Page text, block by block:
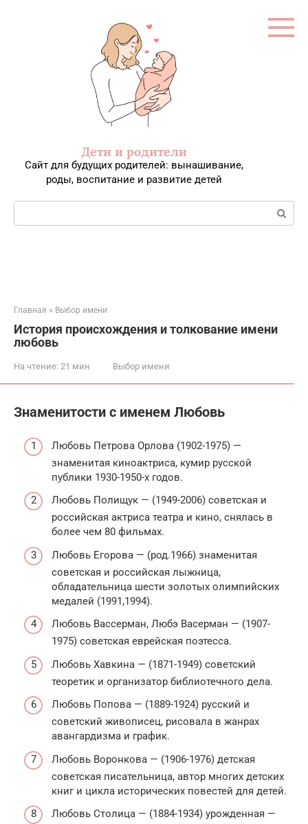
Дети и родители
Сайт для будущих родителей: вынашивание,
роды, воспитание и развитие детей
Поиск:
Главная » Выбор имени
История происхождения и толкование имени
любовь
На чтение: 21 мин Выбор имени
Знаменитости с именем Любовь
Любовь Петрова Орлова (1902-1975) —
знаменитая киноактриса, кумир русской
публики 1930-1950-х годов.
Любовь Полищук — (1949-2006) советская и
российская актриса театра и кино, снялась в
более чем 80 фильмах.
Любовь Егорова — (род.1966) знаменитая
советская и российская лыжница,
обладательница шести золотых олимпийских
медалей (1991,1994).
Любовь Вассерман, Любэ Васерман — (1907-
1975) советская еврейская поэтесса.
Любовь Хавкина — (1871-1949) советский
теоретик и организатор библиотечного дела.
Любовь Попова — (1889-1924) русский и
советский живописец, рисовала в жанрах
авангардизма и график.
Любовь Воронкова — (1906-1976) детская
советская писательница, автор многих детских
книг и цикла исторических повестей для детей.
Любовь Столица — (1884-1934) урожденная —